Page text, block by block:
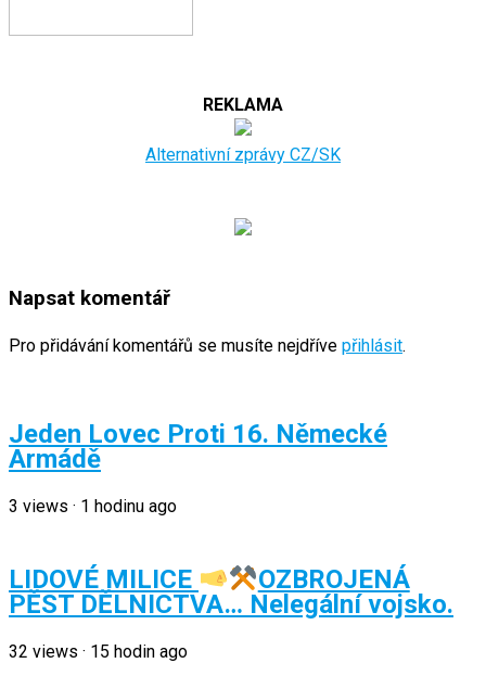
REKLAMA
Alternativní zprávy CZ/SK
Napsat komentář
Pro přidávání komentářů se musíte nejdříve přihlásit.
Jeden Lovec Proti 16. Německé
Armádě
3 views · 1 hodinu ago
LIDOVÉ MILICE
OZBROJENÁ
PĚST DĚLNICTVA… Nelegální vojsko.
32 views · 15 hodin ago